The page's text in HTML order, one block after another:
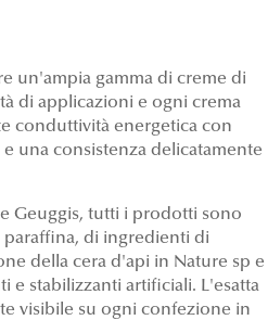
un'ampia gamma di creme di
di applicazioni e ogni crema
conduttività energetica con
una consistenza delicatamente
Geuggis, tutti i prodotti sono
paraffina, di ingredienti di
della cera d'api in Nature sp e
e stabilizzanti artificiali. L'esatta
visibile su ogni confezione in